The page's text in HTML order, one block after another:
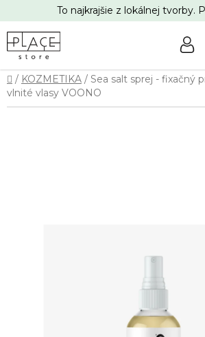
na
obsah
To najkrajšie z lokálnej tvorby.
Domov
/ KOZMETIKA / Sea salt sprej - fixačný
vlnité vlasy VOONO